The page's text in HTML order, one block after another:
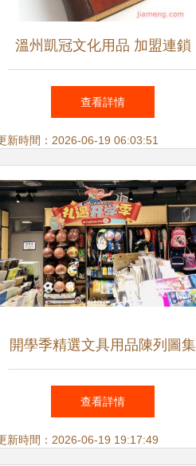
溫州凱冠文化用品 加盟連鎖
火爆招商中，攜手全球加盟網
jiameng.com開啟文具零售新
篇章
查看詳情
新時間：2026-06-19 06:03:51
開學季精選文具用品陳列圖集
創意布局引爆零售熱潮
查看詳情
新時間：2026-06-19 19:17:49